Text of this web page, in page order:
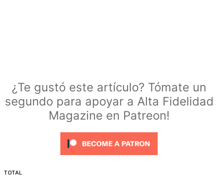
¿Te gustó este artículo? Tómate un
segundo para apoyar a Alta Fidelidad
Magazine en Patreon!
TOTAL